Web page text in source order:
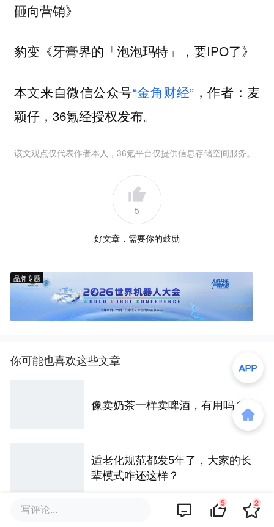
砸向营销》
豹变《牙膏界的「泡泡玛特」，要IPO了》
本文来自微信公众号“金角财经” ，作者：麦
颖仔，36氪经授权发布。
该文观点仅代表作者本人，36氪平台仅提供信息存储空间服务。
5
好文章，需要你的鼓励
品牌专题
你可能也喜欢这些文章
像卖奶茶一样卖啤酒，有用吗？
适老化规范都发5年了，大家的长
辈模式咋还这样？
奶奶辈“土味饮料”翻红，一瓶6块
写评论... 5 2